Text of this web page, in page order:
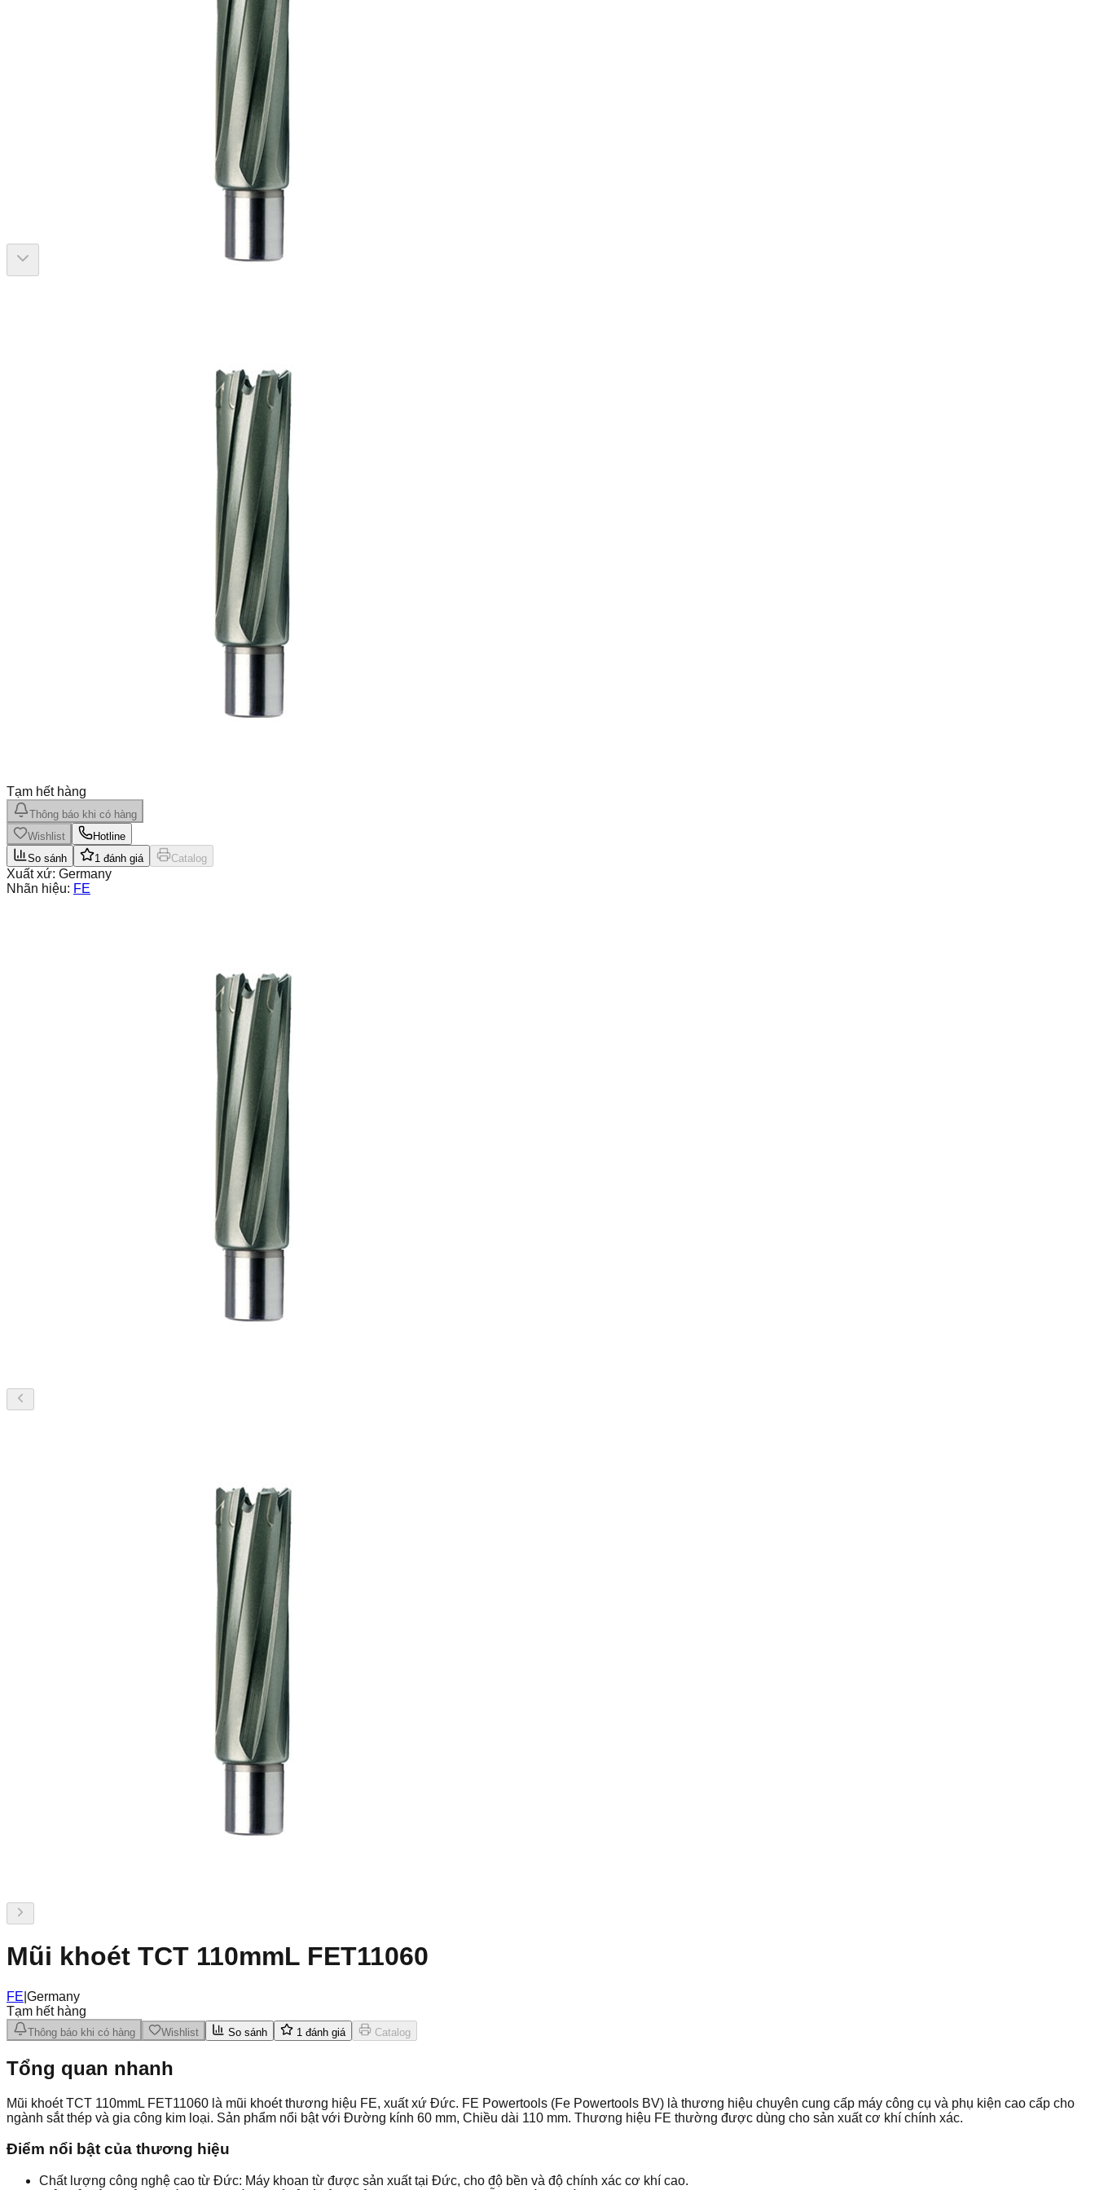
Tạm hết hàng
Thông báo khi có hàng
Wishlist
Hotline
So sánh
1 đánh giá Catalog
Xuất xứ: Germany
Nhãn hiệu: FE
Mũi khoét TCT 110mmL FET11060
FE Germany
Tạm hết hàng
Thông báo khi có hàng Wishlist So sánh 1 đánh giá Catalog
Tổng quan nhanh
Mũi khoét TCT 110mmL FET11060 là mũi khoét thương hiệu FE, xuất xứ Đức. FE Powertools (Fe Powertools BV) là thương hiệu chuyên cung cấp máy công cụ và phụ kiện cao cấp cho
ngành sắt thép và gia công kim loại. Sản phẩm nổi bật với Đường kính 60 mm, Chiều dài 110 mm. Thương hiệu FE thường được dùng cho sản xuất cơ khí chính xác.
Điểm nổi bật của thương hiệu
Chất lượng công nghệ cao từ Đức: Máy khoan từ được sản xuất tại Đức, cho độ bền và độ chính xác cơ khí cao.